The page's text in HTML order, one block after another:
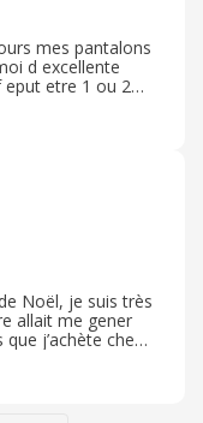
mes pantalons
d excellente
eput etre 1 ou 2
articles sont de
bon prix
l annee a petits
pas d hésitation
Noël, je suis très
allait me gener
j’achète chez
des soldes
pas, vous